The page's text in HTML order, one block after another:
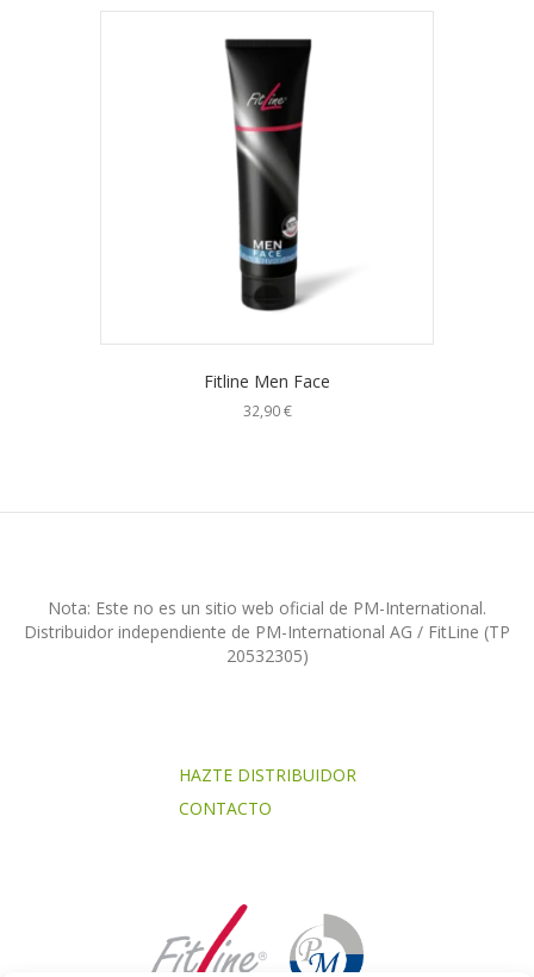
Fitline Men Face
32,90€
Nota: Este no es un sitio web oficial de PM-International.
Distribuidor independiente de PM-International AG / FitLine (TP
20532305)
HAZTE DISTRIBUIDOR
CONTACTO